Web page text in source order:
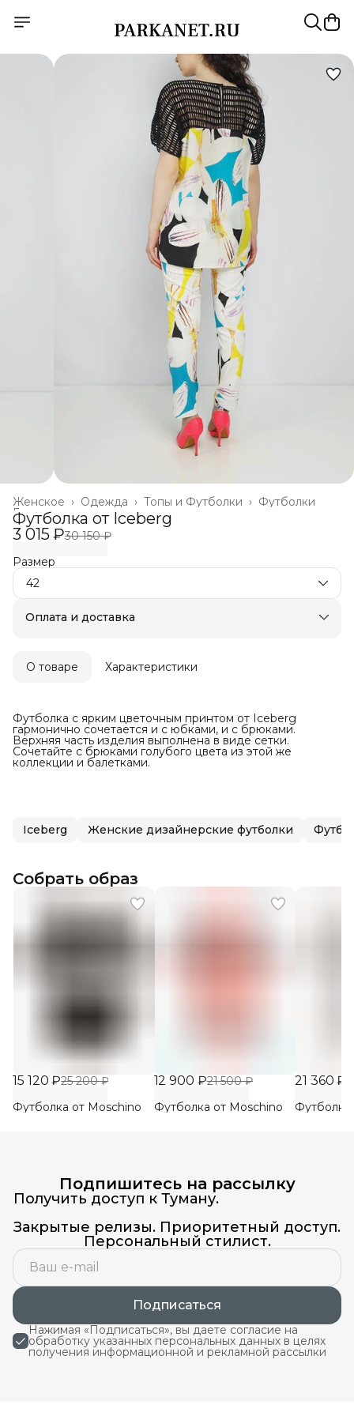
Футболки
Топы и Футболки ›
Одежда ›
Женское ›
Главная ›
Футболка от Iceberg
3 015 ₽30 150 ₽
Размер
42
Оплата и доставка
Оплата после примерки
О товаре Характеристики
Футболка с ярким цветочным принтом от Iceberg
гармонично сочетается и с юбками, и с брюками.
Верхняя часть изделия выполнена в виде сетки.
Сочетайте с брюками голубого цвета из этой же
коллекции и балетками.
Iceberg Женские дизайнерские футболки
Собрать образ
15 120 ₽25 200 ₽
Футболка от Moschino
12 900 ₽21 500 ₽
Футболка от Moschino
21 360 ₽
Футболка
Подпишитесь на рассылку
Получить доступ к Туману.
Закрытые релизы. Приоритетный доступ.
Персональный стилист.
Подписаться
Нажимая «Подписаться», вы даете согласие на
обработку указанных персональных данных в целях
получения информационной и рекламной рассылки